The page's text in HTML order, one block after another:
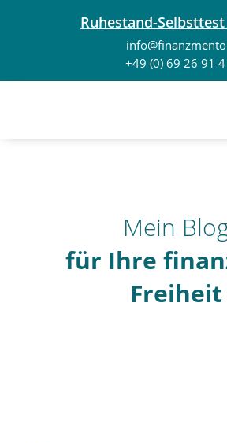
Ruhestand-
+49 (0) 69 26 91
Mein
für Ihre
Freiheit